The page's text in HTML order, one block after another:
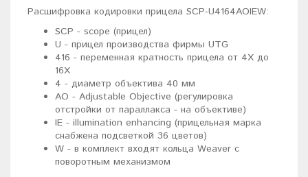
Расшифровка кодировки прицела SCP-U4164AOIEW:
SCP - scope (прицел)
U - прицел производства фирмы UTG
416 - переменная кратность прицела от 4Х до
16Х
4 - диаметр объектива 40 мм
AO - Adjustable Objective (регулировка
отстройки от параллакса - на объективе)
IE - illumination enhancing (прицельная марка
снабжена подсветкой 36 цветов)
W - в комплект входят кольца Weaver с
поворотным механизмом